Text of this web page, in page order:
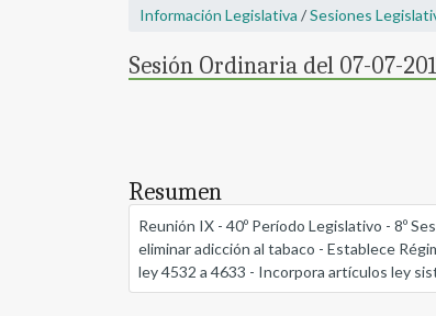
Información Legislativa /Sesiones
Sesión Ordinaria del 07-07-
Resumen
Reunión IX - 40º Período Legislativo - 8º
eliminar adicción al tabaco - Establece
ley 4532 a 4633 - Incorpora artículos ley